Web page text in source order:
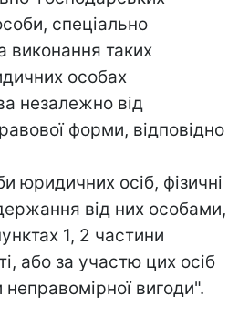
спеціально
виконання таких
особах
незалежно від
форми, відповідно
юридичних осіб, фізичні
від них особами,
1, 2 частини
або за участю цих осіб
вигоди".